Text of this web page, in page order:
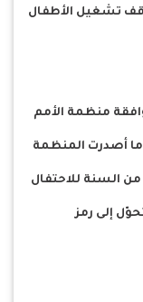
تشغيل الأطفال
منظمة الأمم
المناسبة عام 1977، عندما أصدرت المنظمة
من السنة للاحتفال
8 مارس، ليتحوّل إلى رمز